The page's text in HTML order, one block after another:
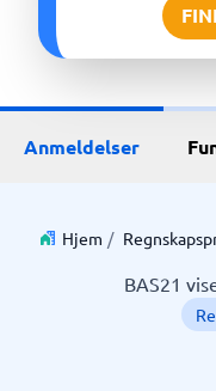
Anmeldelser
Hjem /
BAS21